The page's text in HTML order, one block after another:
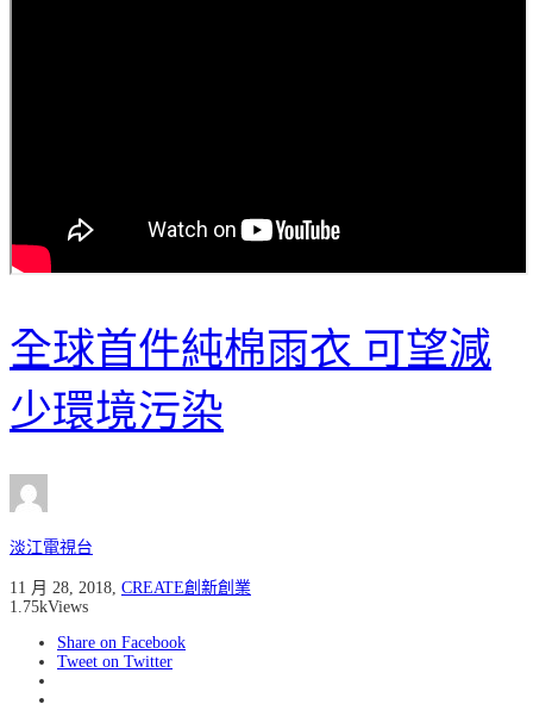
全球首件純棉雨衣 可望減
少環境污染
淡江電視台
11 月 28, 2018, CREATE創新創業
1.75kViews
Share on Facebook
Tweet on Twitter